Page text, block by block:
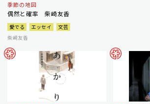
季節の地図
偶然と確率 柴崎友香
愛でる エッセイ
文芸
柴崎友香